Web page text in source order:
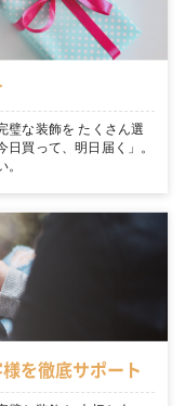
璧な装飾を たくさん選
買って、明日届く」。
を徹底サポート